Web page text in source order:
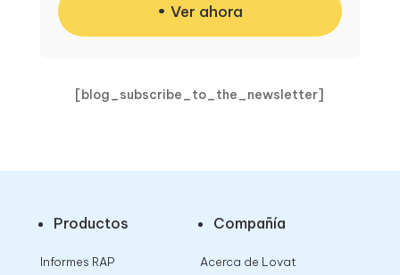
Ver ahora
[blog_subscribe_to_the_newsletter]
Productos
Informes RAP
Compañía
Acerca de Lovat